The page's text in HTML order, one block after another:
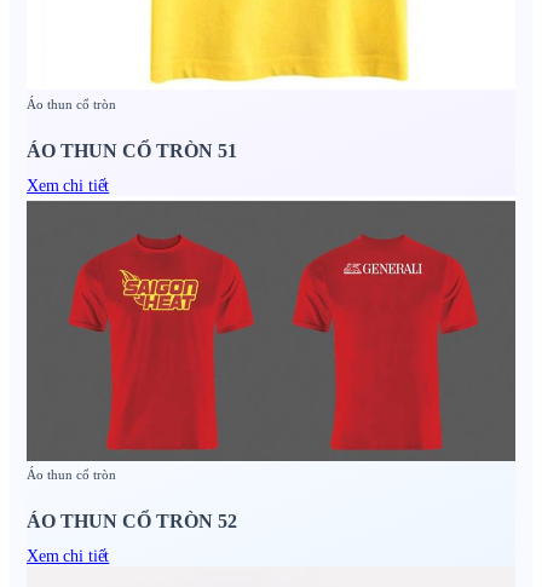
Áo thun cổ tròn
ÁO THUN CỔ TRÒN 51
Xem chi tiết
Áo thun cổ tròn
ÁO THUN CỔ TRÒN 52
Xem chi tiết